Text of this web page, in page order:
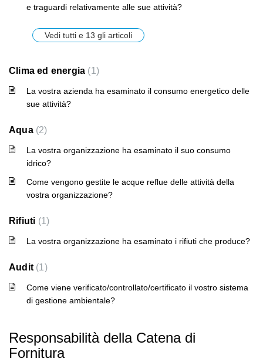
e traguardi relativamente alle sue attività?
Vedi tutti e 13 gli articoli
Clima ed energia 1
La vostra azienda ha esaminato il consumo energetico delle
sue attività?
Aqua 2
La vostra organizzazione ha esaminato il suo consumo
idrico?
Come vengono gestite le acque reflue delle attività della
vostra organizzazione?
Rifiuti 1
La vostra organizzazione ha esaminato i rifiuti che produce?
Audit 1
Come viene verificato/controllato/certificato il vostro sistema
di gestione ambientale?
Responsabilità della Catena di
Fornitura